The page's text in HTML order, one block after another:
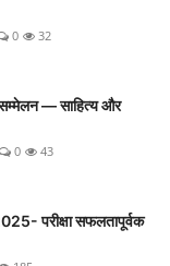
0 32
सम्मेलन — साहित्य और
0 43
परीक्षा सफलतापूर्वक